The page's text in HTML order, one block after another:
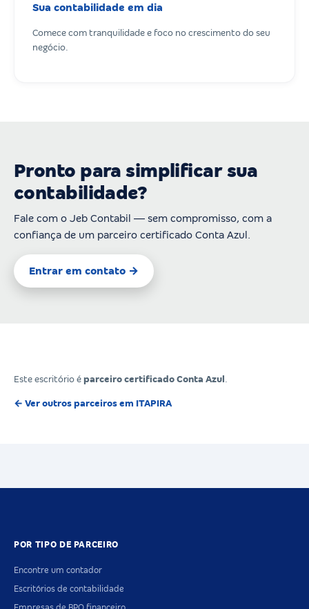
Sua contabilidade em dia
Comece com tranquilidade e foco no crescimento do seu
negócio.
Pronto para simplificar sua
contabilidade?
Fale com o Jeb Contabil — sem compromisso, com a
confiança de um parceiro certificado Conta Azul.
Entrar em contato →
Este escritório é parceiro certificado Conta Azul
← Ver outros parceiros em ITAPIRA
POR TIPO DE PARCEIRO
Encontre um contador
Escritórios de contabilidade